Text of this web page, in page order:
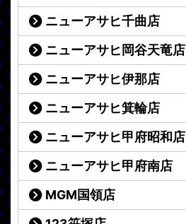
ニューアサヒ千曲店
ニューアサヒ岡谷天竜店
ニューアサヒ伊那店
ニューアサヒ箕輪店
ニューアサヒ甲府昭和店
ニューアサヒ甲府南店
MGM国領店